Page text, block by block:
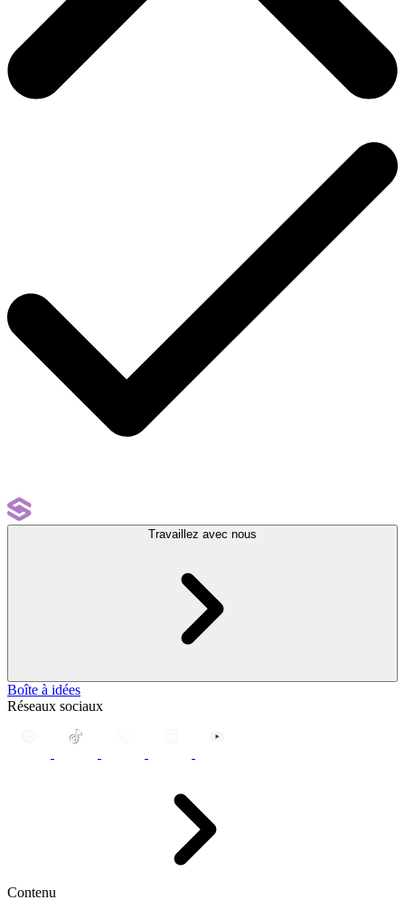
Travaillez avec nous
Boîte à idées
Réseaux sociaux
Contenu